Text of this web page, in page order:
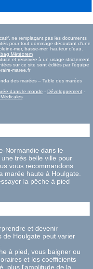
ne remplaçant pas les documents
pour tout dommage découlant d'une
mer, basse-mer, hauteur d'eau,
Météorem
et réservée à un usage strictement
sur ce site sont édités par l'équipe
maree.fr
des marées – Table des marées
dans le monde - Développement-
Normandie dans le
très belle ville pour
vous recommandons
marée haute à Houlgate.
la pêche à pied
et devenir
de Houlgate peut varier
à pied, vous baigner ou
et les coefficients
plus l'amplitude de la